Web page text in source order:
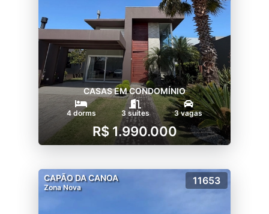
CASAS EM CONDOMÍNIO
4 dorms 3 suítes 3 vagas
R$ 1.990.000
CAPÃO DA CANOA
Zona Nova
11653